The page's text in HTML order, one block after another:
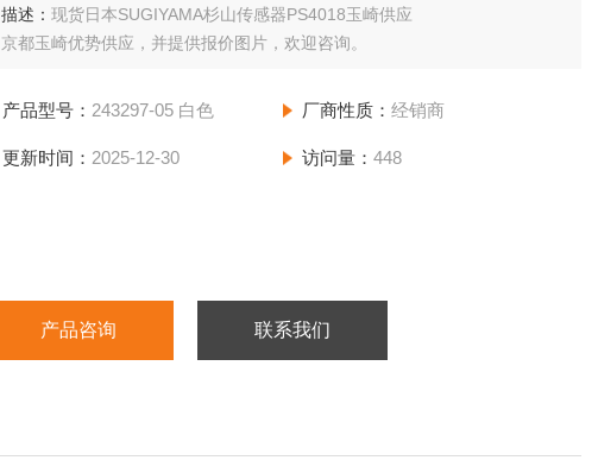
描述：现货日本SUGIYAMA杉山传感器PS4018玉崎供应
京都玉崎优势供应，并提供报价图片，欢迎咨询。
产品型号： 243297-05 白色 厂商性质： 经销商
更新时间： 2025-12-30 访问量： 448
产品咨询 联系我们